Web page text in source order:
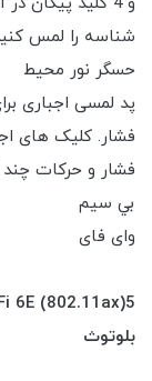
شناسه را لمس
حسگر نور محیط
پد لمسی اجباری
فشار. کلیک های
فشار و حرکات
بي سيم
وای فای
6E (802.11ax)5
بلوتوث